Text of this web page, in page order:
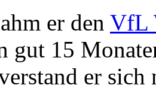
er den VfL
gut 15
er